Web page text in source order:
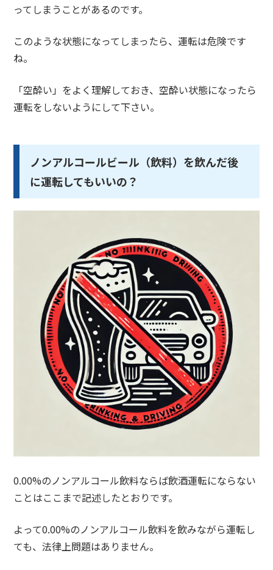
ってしまうことがあるのです。
このような状態になってしまったら、運転は危険です
ね。
「空酔い」をよく理解しておき、空酔い状態になったら
運転をしないようにして下さい。
ノンアルコールビール（飲料）を飲んだ後
に運転してもいいの？
0.00%のノンアルコール飲料ならば飲酒運転にならない
ことはここまで記述したとおりです。
よって0.00%のノンアルコール飲料を飲みながら運転し
ても、法律上問題はありません。